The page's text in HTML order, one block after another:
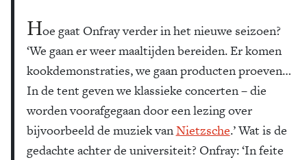
Hoe gaat Onfray verder in het nieuwe seizoen?
‘We gaan er weer maaltijden bereiden. Er komen
kookdemonstraties, we gaan producten proeven…
In de tent geven we klassieke concerten – die
worden voorafgegaan door een lezing over
bijvoorbeeld de muziek vanNietzsche.’ Wat is de
gedachte achter de universiteit? Onfray: ‘In feite